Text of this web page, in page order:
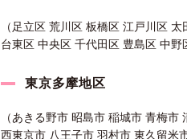
（足立区 荒川区 板橋区 江戸川区
台東区 中央区 千代田区 豊島区 中野
東京多摩地区
（あきる野市 昭島市 稲城市 青梅
西東京市 八王子市 羽村市 東久留米